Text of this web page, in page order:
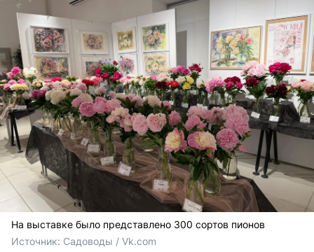
На выставке было представлено 300 сортов пионов
Источник: Садоводы / Vk.com